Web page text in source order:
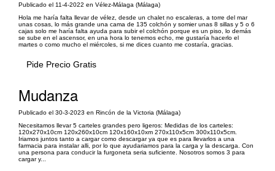
Publicado el 11-4-2022 en Vélez-Málaga (Málaga)
Hola me haría falta llevar de vélez, desde un chalet no escaleras, a torre del mar
unas cosas, lo más grande una cama de 135 colchón y somier unas 8 sillas y 5 o 6
cajas solo me haría falta ayuda para subir el colchón porque es un piso, lo demás
se sube en el ascensor, en una hora lo tenemos echo, me gustaría hacerlo el
martes o como mucho el miércoles, si me dices cuanto me costaría, gracias.
Pide Precio Gratis
Mudanza
Publicado el 30-3-2023 en Rincón de la Victoria (Málaga)
Necesitamos llevar 5 carteles grandes pero ligeros: Medidas de los carteles:
120x270x10cm 120x260x10cm 120x160x10xm 270x110x5cm 300x110x5cm.
Iriamos juntos tanto a cargar como descargar ya que es para llevarlos a una
farmacia para instalar alli, por lo que ayudariamos para la carga y la descarga. Con
una persona para conducir la furgoneta seria suficiente. Nosotros somos 3 para
cargar y...